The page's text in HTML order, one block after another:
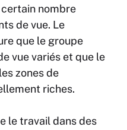
nombre
de vue. Le
que le groupe
vue variés et que le
zones de
riches.
le travail dans des